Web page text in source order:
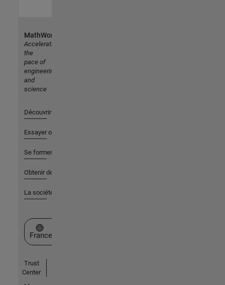
MathWorks
Accelerating
the
pace of
engineering
and
science
Découvrir les produits
Essayer ou acheter
Se former
Obtenir de l'aide
La société
Sélectionner un site web
France
Trust
Center